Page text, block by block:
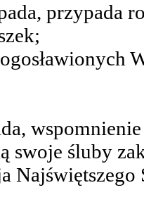
przypada
swoje śluby
Najświętszego